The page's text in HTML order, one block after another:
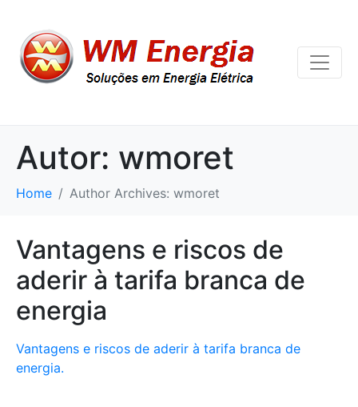
Autor: wmoret
Home Author Archives: wmoret
Vantagens e riscos de
aderir à tarifa branca de
energia
Vantagens e riscos de aderir à tarifa branca de
energia.